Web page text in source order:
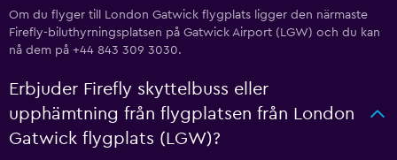
Om du flyger till London Gatwick flygplats ligger den närmaste
Firefly-biluthyrningsplatsen på Gatwick Airport (LGW) och du kan
nå dem på +44 843 309 3030.
Erbjuder Firefly skyttelbuss eller
upphämtning från flygplatsen från London
Gatwick flygplats (LGW)?